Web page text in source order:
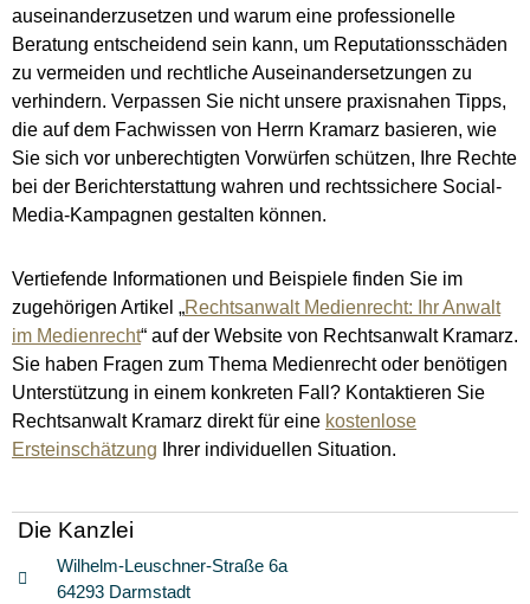
auseinanderzusetzen und warum eine professionelle
Beratung entscheidend sein kann, um Reputationsschäden
zu vermeiden und rechtliche Auseinandersetzungen zu
verhindern. Verpassen Sie nicht unsere praxisnahen Tipps,
die auf dem Fachwissen von Herrn Kramarz basieren, wie
Sie sich vor unberechtigten Vorwürfen schützen, Ihre Rechte
bei der Berichterstattung wahren und rechtssichere Social-
Media-Kampagnen gestalten können.
Vertiefende Informationen und Beispiele finden Sie im
zugehörigen Artikel „Rechtsanwalt Medienrecht: Ihr Anwalt
im Medienrecht“ auf der Website von Rechtsanwalt Kramarz.
Sie haben Fragen zum Thema Medienrecht oder benötigen
Unterstützung in einem konkreten Fall? Kontaktieren Sie
Rechtsanwalt Kramarz direkt für eine kostenlose
Ersteinschätzung Ihrer individuellen Situation.
Die Kanzlei
Wilhelm-Leuschner-Straße 6a
64293 Darmstadt